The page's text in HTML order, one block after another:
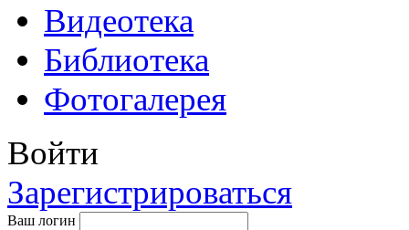
Видеотека
Библиотека
Фотогалерея
Войти
Зарегистрироваться
Ваш логин